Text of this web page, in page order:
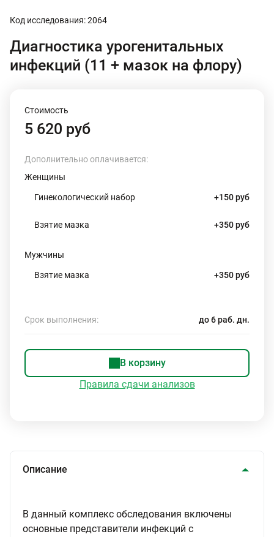
Код исследования: 2064
Диагностика урогенитальных
инфекций (11 + мазок на флору)
Стоимость
5 620 руб
Дополнительно оплачивается:
Женщины
Гинекологический набор +150 руб
Взятие мазка +350 руб
Мужчины
Взятие мазка +350 руб
Срок выполнения: до 6 раб. дн.
В корзину
Правила сдачи анализов
Описание
В данный комплекс обследования включены
основные представители инфекций с